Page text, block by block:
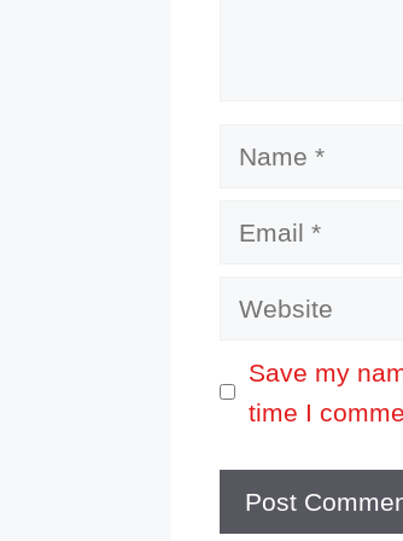
Name
Email
Website
Save my
time I